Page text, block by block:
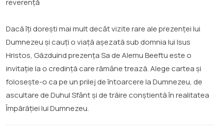
reverență
Dacă îți dorești mai mult decât vizite rare ale prezenței lui
Dumnezeu și cauți o viață așezată sub domnia lui Isus
Hristos, Găzduind prezența Sa de Alemu Beeftu este o
invitație la o credință care rămâne trează. Alege cartea și
folosește-o ca pe un prilej de întoarcere la Dumnezeu, de
ascultare de Duhul Sfânt și de trăire conștientă în realitatea
Împărăției lui Dumnezeu.